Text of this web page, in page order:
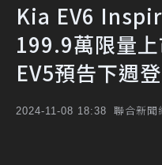
Kia EV6
199.9萬限量上
EV5預告下週
2024-11-08 18:38 聯合新聞